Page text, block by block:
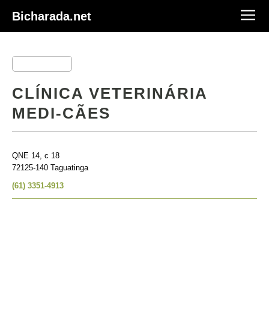
Bicharada.net
CLÍNICA VETERINÁRIA
MEDI-CÃES
QNE 14, c 18
72125-140 Taguatinga
(61) 3351-4913